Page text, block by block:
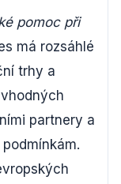
pomoc při
má rozsáhlé
trhy a
partnery a